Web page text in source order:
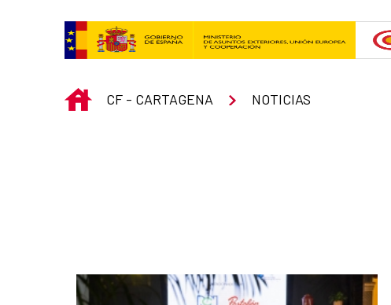
INICIO
CF - CARTAGENA NOTICIAS